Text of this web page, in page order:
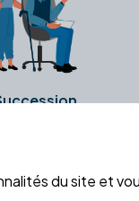
Business de
du site et